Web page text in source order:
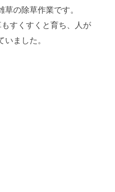
草の除草作業です。
すくすくと育ち、人が
いました。